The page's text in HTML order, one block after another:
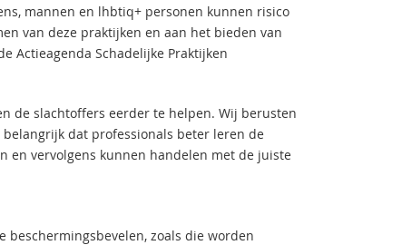
mannen en lhbtiq+ personen kunnen risico
van deze praktijken en aan het bieden van
Actieagenda Schadelijke Praktijken
de slachtoffers eerder te helpen. Wij berusten
dat professionals beter leren de
en vervolgens kunnen handelen met de juiste
beschermingsbevelen, zoals die worden